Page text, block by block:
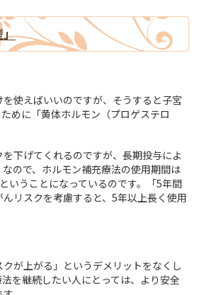
」
使えばいいのですが、そうすると子宮
めに「黄体ホルモン（プロゲステロ
下げてくれるのですが、長期投与によ
ので、ホルモン補充療法の使用期間は
いうことになっているのです。「5年間
リスクを考慮すると、5年以上長く使用
が上がる」というデメリットをなくし
を継続したい人にとっては、より安全